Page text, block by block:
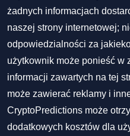
żadnych informacjach
naszej strony internetowej;
odpowiedzialności za
użytkownik może ponieść w
informacji zawartych na tej
może zawierać reklamy i
CryptoPredictions może
dodatkowych kosztów dla